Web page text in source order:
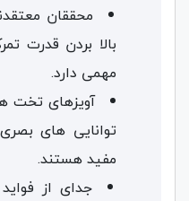
محققان
بالا بردن قدرت
مهمی دارد.
آویزهای تخت
توانایی های
مفید هستند.
جدای از